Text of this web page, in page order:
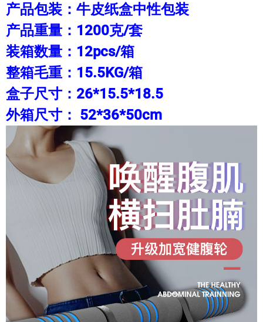
产品包装：牛皮纸盒中性包装
产品重量：1200克/套
装箱数量：12pcs/箱
整箱毛重：15.5KG/箱
盒子尺寸：26*15.5*18.5
外箱尺寸： 52*36*50cm